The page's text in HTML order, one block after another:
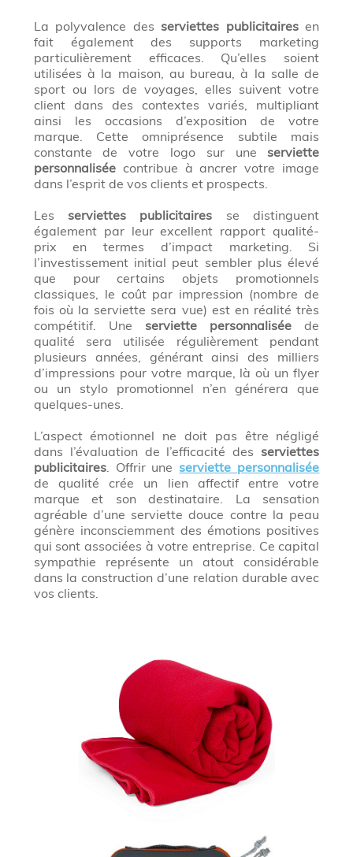
La polyvalence des serviettes publicitairesen
fait également des supports marketing
particulièrement efficaces. Qu’elles soient
utilisées à la maison, au bureau, à la salle de
sport ou lors de voyages, elles suivent votre
client dans des contextes variés, multipliant
ainsi les occasions d’exposition de votre
marque. Cette omniprésence subtile mais
constante de votre logo sur une serviette
personnaliséecontribue à ancrer votre image
dans l’esprit de vos clients et prospects.
Les serviettes publicitaires se distinguent
également par leur excellent rapport qualité-
prix en termes d’impact marketing. Si
l’investissement initial peut sembler plus élevé
que pour certains objets promotionnels
classiques, le coût par impression (nombre de
fois où la serviette sera vue) est en réalité très
compétitif. Une serviette personnalisée de
qualité sera utilisée régulièrement pendant
plusieurs années, générant ainsi des milliers
d’impressions pour votre marque, là où un flyer
ou un stylo promotionnel n’en générera que
quelques-unes.
L’aspect émotionnel ne doit pas être négligé
dans l’évaluation de l’efficacité des serviettes
publicitaires. Offrir uneserviette personnalisée
de qualité crée un lien affectif entre votre
marque et son destinataire. La sensation
agréable d’une serviette douce contre la peau
génère inconsciemment des émotions positives
qui sont associées à votre entreprise. Ce capital
sympathie représente un atout considérable
dans la construction d’une relation durable avec
vos clients.